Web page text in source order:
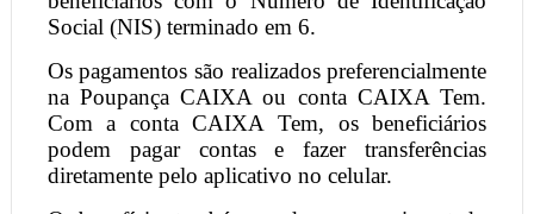
Social (NIS) terminado em 6.
Os pagamentos são realizados preferencialmente
na Poupança CAIXA ou conta CAIXA Tem.
Com a conta CAIXA Tem, os beneficiários
podem pagar contas e fazer transferências
diretamente pelo aplicativo no celular.